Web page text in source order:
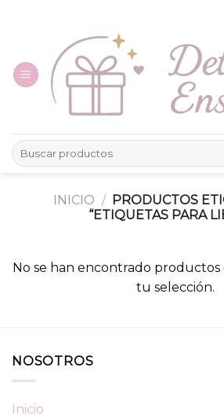
Buscar
por:
INICIO / PRODUCTOS
“ETIQUETAS PARA
No se han encontrado
tu selección.
NOSOTROS
Inicio